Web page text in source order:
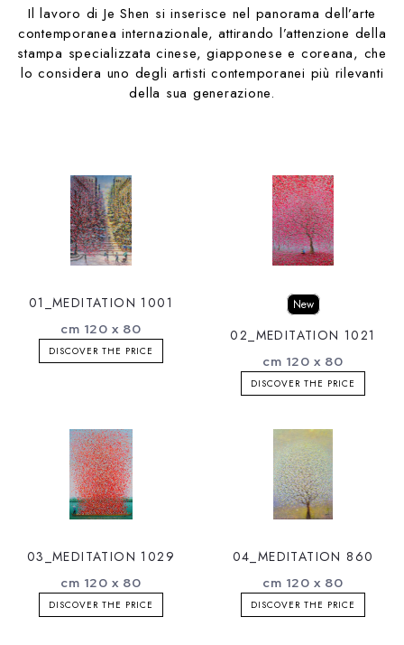
Il lavoro di Je Shen si inserisce nel panorama dell’arte
contemporanea internazionale, attirando l’attenzione della
stampa specializzata cinese, giapponese e coreana, che
lo considera uno degli artisti contemporanei più rilevanti
della sua generazione.
01_MEDITATION 1001
cm 120 x 80
DISCOVER THE PRICE
New
02_MEDITATION 1021
cm 120 x 80
DISCOVER THE PRICE
03_MEDITATION 1029
cm 120 x 80
DISCOVER THE PRICE
04_MEDITATION 860
cm 120 x 80
DISCOVER THE PRICE